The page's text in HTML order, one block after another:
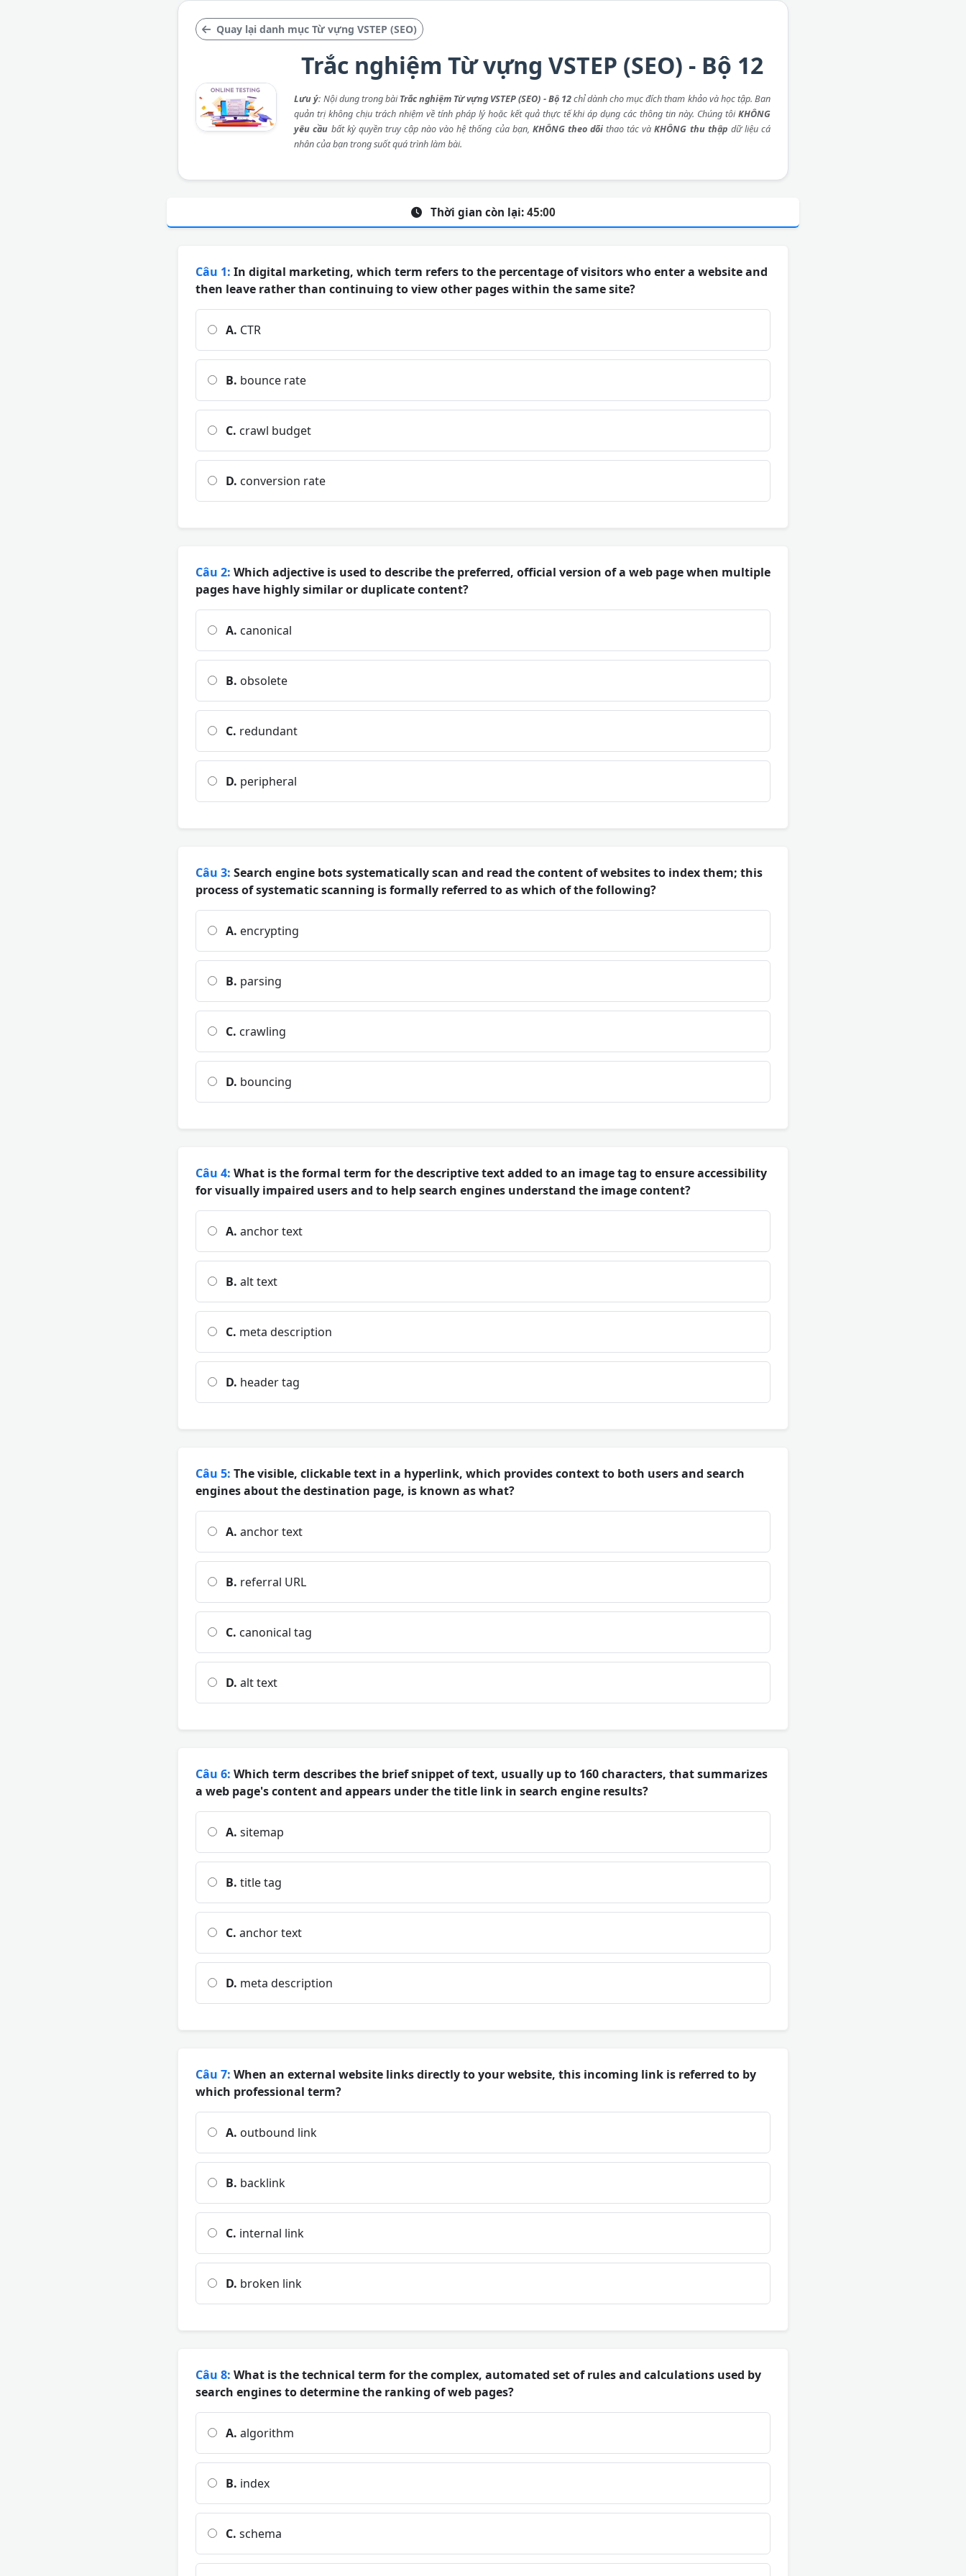
Quay lại danh mục Từ vựng VSTEP (SEO)
Trắc nghiệm Từ vựng VSTEP (SEO) - Bộ 12
Lưu ý: Nội dung trong bàiTrắc nghiệm Từ vựng VSTEP (SEO) - Bộ 12chỉ dành cho mục đích tham khảo và học tập. Ban
quản trị không chịu trách nhiệm về tính pháp lý hoặc kết quả thực tế khi áp dụng các thông tin này. Chúng tôiKHÔNG
yêu cầu bất kỳ quyền truy cập nào vào hệ thống của bạn, KHÔNG theo dõi thao tác vàKHÔNG thu thập dữ liệu cá
nhân của bạn trong suốt quá trình làm bài.
Thời gian còn lại: 45:00
Câu 1: In digital marketing, which term refers to the percentage of visitors who enter a website and
then leave rather than continuing to view other pages within the same site?
A. CTR
B. bounce rate
C. crawl budget
D. conversion rate
Câu 2: Which adjective is used to describe the preferred, official version of a web page when multiple
pages have highly similar or duplicate content?
A. canonical
B. obsolete
C. redundant
D. peripheral
Câu 3: Search engine bots systematically scan and read the content of websites to index them; this
process of systematic scanning is formally referred to as which of the following?
A. encrypting
B. parsing
C. crawling
D. bouncing
Câu 4: What is the formal term for the descriptive text added to an image tag to ensure accessibility
for visually impaired users and to help search engines understand the image content?
A. anchor text
B. alt text
C. meta description
D. header tag
Câu 5: The visible, clickable text in a hyperlink, which provides context to both users and search
engines about the destination page, is known as what?
A. anchor text
B. referral URL
C. canonical tag
D. alt text
Câu 6: Which term describes the brief snippet of text, usually up to 160 characters, that summarizes
a web page's content and appears under the title link in search engine results?
A. sitemap
B. title tag
C. anchor text
D. meta description
Câu 7: When an external website links directly to your website, this incoming link is referred to by
which professional term?
A. outbound link
B. backlink
C. internal link
D. broken link
Câu 8: What is the technical term for the complex, automated set of rules and calculations used by
search engines to determine the ranking of web pages?
A. algorithm
B. index
C. schema